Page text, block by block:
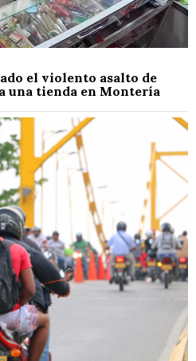
el violento asalto de
una tienda en Montería